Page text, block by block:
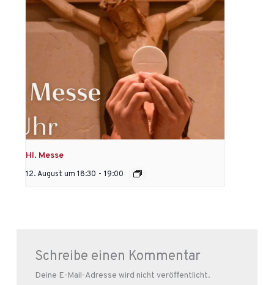
Hl. Messe
12. August um 18:30 - 19:00
Schreibe einen Kommentar
Deine E-Mail-Adresse wird nicht veröffentlicht.